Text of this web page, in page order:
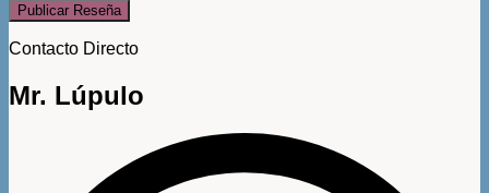
Publicar Reseña
Contacto Directo
Mr. Lúpulo